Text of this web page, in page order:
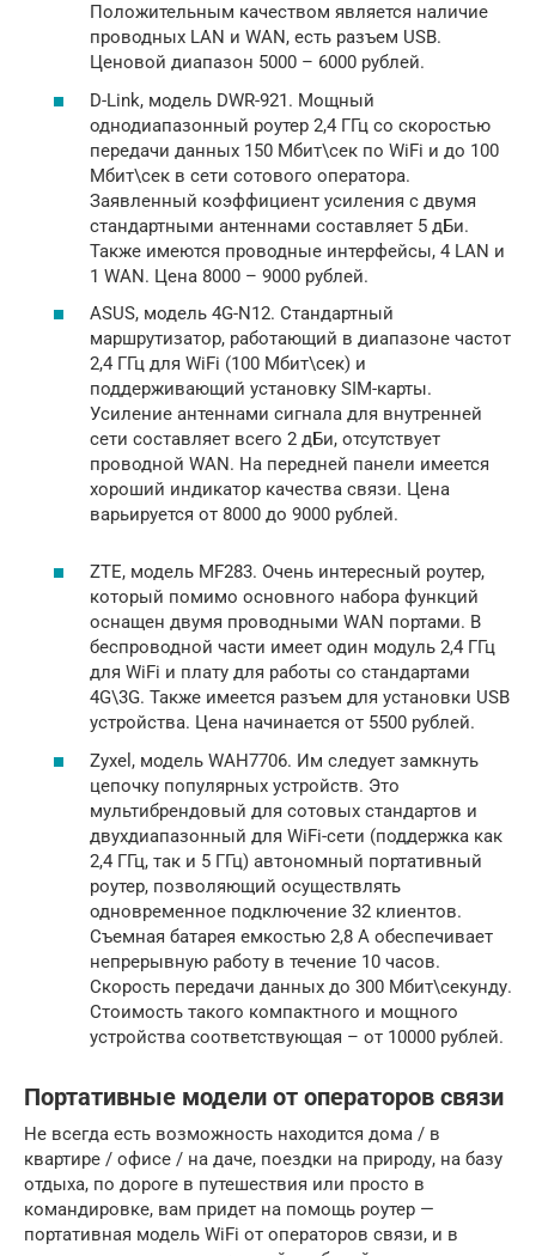
Положительным качеством является наличие
проводных LAN и WAN, есть разъем USB.
Ценовой диапазон 5000 – 6000 рублей.
D-Link, модель DWR-921. Мощный
однодиапазонный роутер 2,4 ГГц со скоростью
передачи данных 150 Мбит\сек по WiFi и до 100
Мбит\сек в сети сотового оператора.
Заявленный коэффициент усиления с двумя
стандартными антеннами составляет 5 дБи.
Также имеются проводные интерфейсы, 4 LAN и
1 WAN. Цена 8000 – 9000 рублей.
ASUS, модель 4G-N12. Стандартный
маршрутизатор, работающий в диапазоне частот
2,4 ГГц для WiFi (100 Мбит\сек) и
поддерживающий установку SIM-карты.
Усиление антеннами сигнала для внутренней
сети составляет всего 2 дБи, отсутствует
проводной WAN. На передней панели имеется
хороший индикатор качества связи. Цена
варьируется от 8000 до 9000 рублей.
ZTE, модель MF283. Очень интересный роутер,
который помимо основного набора функций
оснащен двумя проводными WAN портами. В
беспроводной части имеет один модуль 2,4 ГГц
для WiFi и плату для работы со стандартами
4G\3G. Также имеется разъем для установки USB
устройства. Цена начинается от 5500 рублей.
Zyxel, модель WAH7706. Им следует замкнуть
цепочку популярных устройств. Это
мультибрендовый для сотовых стандартов и
двухдиапазонный для WiFi-сети (поддержка как
2,4 ГГц, так и 5 ГГц) автономный портативный
роутер, позволяющий осуществлять
одновременное подключение 32 клиентов.
Съемная батарея емкостью 2,8 А обеспечивает
непрерывную работу в течение 10 часов.
Скорость передачи данных до 300 Мбит\секунду.
Стоимость такого компактного и мощного
устройства соответствующая – от 10000 рублей.
Портативные модели от операторов связи
Не всегда есть возможность находится дома / в
квартире / офисе / на даче, поездки на природу, на базу
отдыха, по дороге в путешествия или просто в
командировке, вам придет на помощь роутер —
портативная модель WiFi от операторов связи, и в